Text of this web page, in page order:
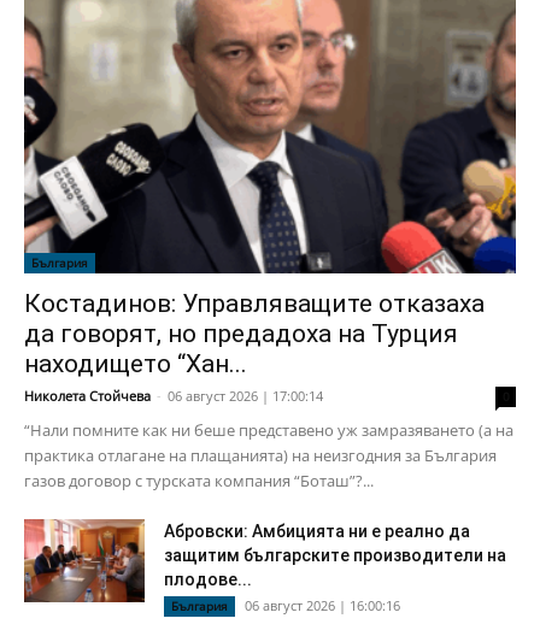
България
Костадинов: Управляващите отказаха
да говорят, но предадоха на Турция
находището “Хан...
Николета Стойчева - 06 август 2026 | 17:00:14
“Нали помните как ни беше представено уж замразяването (а на
практика отлагане на плащанията) на неизгодния за България
газов договор с турската компания “Боташ”?...
Абровски: Амбицията ни е реално да
защитим българските производители на
плодове...
България 06 август 2026 | 16:00:16